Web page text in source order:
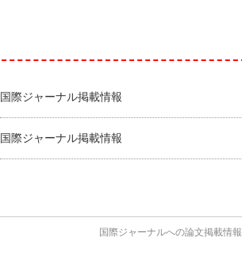
国際ジャーナル掲載情報
国際ジャーナル掲載情報
国際ジャーナルへの論文掲載情報